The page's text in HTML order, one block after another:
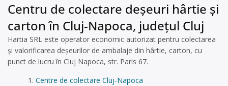
Centru de colectare deșeuri hârtie și
carton în Cluj-Napoca, județul Cluj
Hartia SRL este operator economic autorizat pentru colectarea
și valorificarea deșeurilor de ambalaje din hârtie, carton, cu
punct de lucru în Cluj Napoca, str. Paris 67.
Centre de colectare Cluj-Napoca